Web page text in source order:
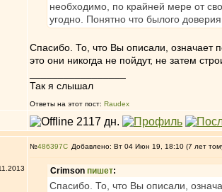
необходимо, по крайней мере от
угодно. Понятно что былого
Спасибо. То, что Вы описали, означает
это они никогда не пойдут, не затем
Так я слышал
Ответы на этот пост: Raudex
№486397 Добавлено: Вт 04 Июн 19, 18:10 (7 лет
Crimson пишет:
Спасибо. То, что Вы описали,